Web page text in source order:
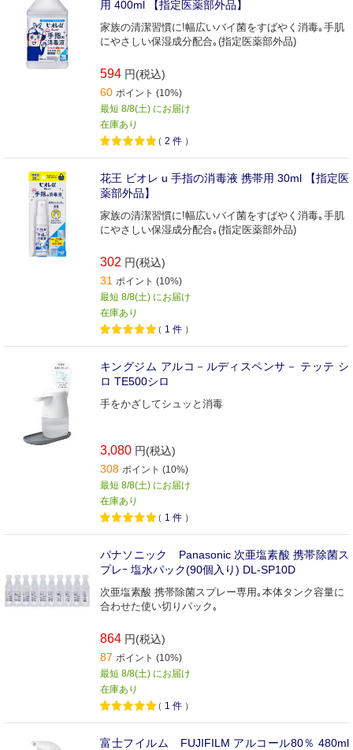
用 400ml 【指定医薬部外品】
家族の清潔習慣に!幅広いバイ菌をすばやく消毒｡手肌
にやさしい保湿成分配合｡(指定医薬部外品)
594 円(税込)
60 ポイント (10%)
最短 8/8(土) にお届け
在庫あり
（ 2 件 ）
花王 ビオレ u 手指の消毒液 携帯用 30ml 【指定医
薬部外品】
家族の清潔習慣に!幅広いバイ菌をすばやく消毒｡手肌
にやさしい保湿成分配合｡(指定医薬部外品)
302 円(税込)
31 ポイント (10%)
最短 8/8(土) にお届け
在庫あり
（ 1 件 ）
キングジム アルコ－ルディスペンサ－ テッテ シ
ロ TE500シロ
手をかざしてシュッと消毒
3,080 円(税込)
308 ポイント (10%)
最短 8/8(土) にお届け
在庫あり
（ 1 件 ）
パナソニック Panasonic 次亜塩素酸 携帯除菌ス
プレｰ 塩水パック(90個入り) DL-SP10D
次亜塩素酸 携帯除菌スプレー専用｡本体タンク容量に
合わせた使い切りパック｡
864 円(税込)
87 ポイント (10%)
最短 8/8(土) にお届け
在庫あり
（ 1 件 ）
富士フイルム FUJIFILM アルコール80％ 480ml